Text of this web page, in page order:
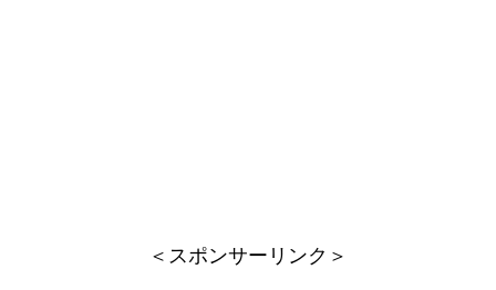
＜スポンサーリンク＞